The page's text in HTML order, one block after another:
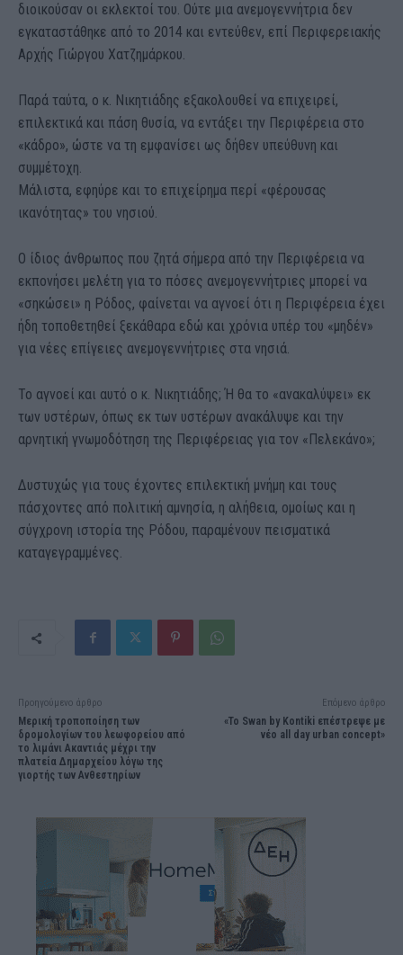
διοικούσαν οι εκλεκτοί του. Ούτε μια ανεμογεννήτρια δεν
εγκαταστάθηκε από το 2014 και εντεύθεν, επί Περιφερειακής
Αρχής Γιώργου Χατζημάρκου.
Παρά ταύτα, ο κ. Νικητιάδης εξακολουθεί να επιχειρεί,
επιλεκτικά και πάση θυσία, να εντάξει την Περιφέρεια στο
«κάδρο», ώστε να τη εμφανίσει ως δήθεν υπεύθυνη και
συμμέτοχη.
Μάλιστα, εφηύρε και το επιχείρημα περί «φέρουσας
ικανότητας» του νησιού.
Ο ίδιος άνθρωπος που ζητά σήμερα από την Περιφέρεια να
εκπονήσει μελέτη για το πόσες ανεμογεννήτριες μπορεί να
«σηκώσει» η Ρόδος, φαίνεται να αγνοεί ότι η Περιφέρεια έχει
ήδη τοποθετηθεί ξεκάθαρα εδώ και χρόνια υπέρ του «μηδέν»
για νέες επίγειες ανεμογεννήτριες στα νησιά.
Το αγνοεί και αυτό ο κ. Νικητιάδης; Ή θα το «ανακαλύψει» εκ
των υστέρων, όπως εκ των υστέρων ανακάλυψε και την
αρνητική γνωμοδότηση της Περιφέρειας για τον «Πελεκάνο»;
Δυστυχώς για τους έχοντες επιλεκτική μνήμη και τους
πάσχοντες από πολιτική αμνησία, η αλήθεια, ομοίως και η
σύγχρονη ιστορία της Ρόδου, παραμένουν πεισματικά
καταγεγραμμένες.
Προηγούμενο άρθρο
Μερική τροποποίηση των
δρομολογίων του λεωφορείου από
το λιμάνι Ακαντιάς μέχρι την
πλατεία Δημαρχείου λόγω της
γιορτής των Ανθεστηρίων
Επόμενο άρθρο
«Το Swan by Kontiki επέστρεψε με
νέο all day urban concept»